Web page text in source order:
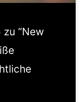
“New